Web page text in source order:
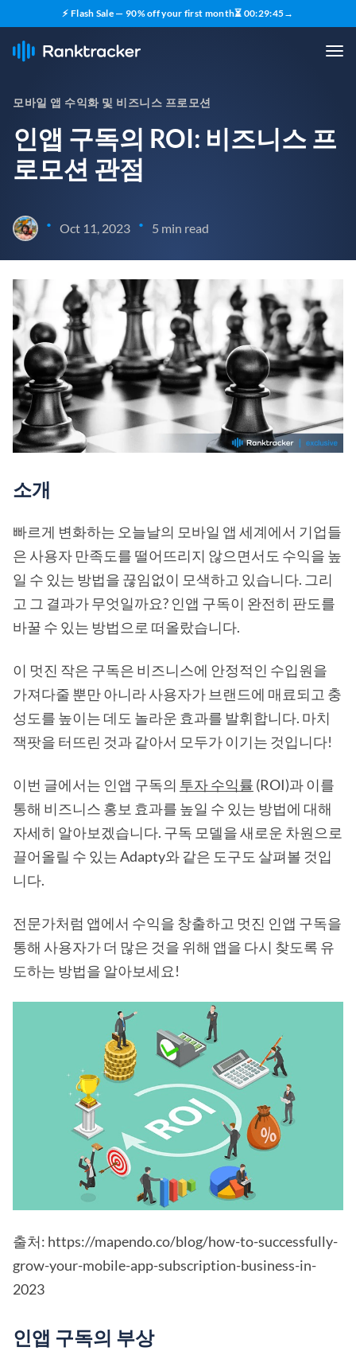
⚡ Flash Sale — 90% off your first month⏳ 00:29:44→
모바일 앱 수익화 및 비즈니스 프로모션
인앱 구독의 ROI: 비즈니스 프
로모션 관점
• Oct 11, 2023 • 5 min read
소개
빠르게 변화하는 오늘날의 모바일 앱 세계에서 기업들
은 사용자 만족도를 떨어뜨리지 않으면서도 수익을 높
일 수 있는 방법을 끊임없이 모색하고 있습니다. 그리
고 그 결과가 무엇일까요? 인앱 구독이 완전히 판도를
바꿀 수 있는 방법으로 떠올랐습니다.
이 멋진 작은 구독은 비즈니스에 안정적인 수입원을
가져다줄 뿐만 아니라 사용자가 브랜드에 매료되고 충
성도를 높이는 데도 놀라운 효과를 발휘합니다. 마치
잭팟을 터뜨린 것과 같아서 모두가 이기는 것입니다!
이번 글에서는 인앱 구독의 투자 수익률 (ROI)과 이를
통해 비즈니스 홍보 효과를 높일 수 있는 방법에 대해
자세히 알아보겠습니다. 구독 모델을 새로운 차원으로
끌어올릴 수 있는 Adapty와 같은 도구도 살펴볼 것입
니다.
전문가처럼 앱에서 수익을 창출하고 멋진 인앱 구독을
통해 사용자가 더 많은 것을 위해 앱을 다시 찾도록 유
도하는 방법을 알아보세요!
출처: https://mapendo.co/blog/how-to-successfully-
grow-your-mobile-app-subscription-business-in-
2023
인앱 구독의 부상